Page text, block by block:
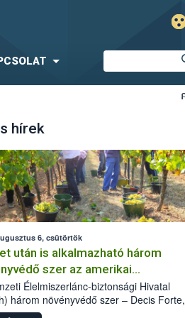
hírek
6, csütörtök
után is alkalmazható három
szer az amerikai
ellen
Élelmiszerlánc-biztonsági Hivatal
három növényvédő szer – Decis Forte,
24 EW, Oroganic – engedélyokiratát